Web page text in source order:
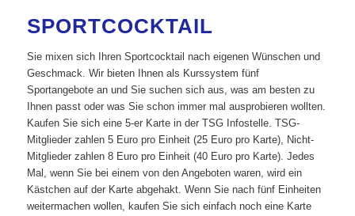
SPORTCOCKTAIL
Sie mixen sich Ihren Sportcocktail nach eigenen Wünschen und
Geschmack. Wir bieten Ihnen als Kurssystem fünf
Sportangebote an und Sie suchen sich aus, was am besten zu
Ihnen passt oder was Sie schon immer mal ausprobieren wollten.
Kaufen Sie sich eine 5-er Karte in der TSG Infostelle. TSG-
Mitglieder zahlen 5 Euro pro Einheit (25 Euro pro Karte), Nicht-
Mitglieder zahlen 8 Euro pro Einheit (40 Euro pro Karte). Jedes
Mal, wenn Sie bei einem von den Angeboten waren, wird ein
Kästchen auf der Karte abgehakt. Wenn Sie nach fünf Einheiten
weitermachen wollen, kaufen Sie sich einfach noch eine Karte